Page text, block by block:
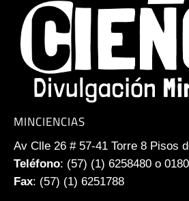
MINCIENCIAS
Av Clle 26 # 57-41 Torre 8 Pisos
Teléfono: (57) (1) 6258480 o
Fax: (57) (1) 6251788